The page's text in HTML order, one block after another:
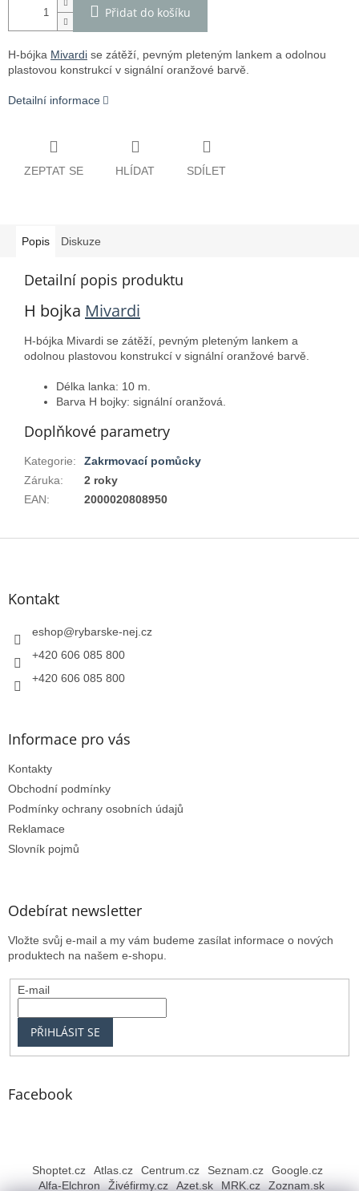
Přidat do košíku
H-bójka Mivardi se zátěží, pevným pleteným lankem a odolnou
plastovou konstrukcí v signální oranžové barvě.
Detailní informace
ZEPTAT SE HLÍDAT SDÍLET
Popis Diskuze
Detailní popis produktu
H bojka Mivardi
H-bójka Mivardi se zátěží, pevným pleteným lankem a
odolnou plastovou konstrukcí v signální oranžové barvě.
Délka lanka: 10 m.
Barva H bojky: signální oranžová.
Doplňkové parametry
Kategorie:
Zakrmovací pomůcky
Záruka:
2 roky
EAN: 2000020808950
Z
Kontakt
eshop@rybarske-nej.cz
+420 606 085 800
+420 606 085 800
Informace pro vás
Kontakty
Obchodní podmínky
Podmínky ochrany osobních údajů
Reklamace
Slovník pojmů
Odebírat newsletter
Vložte svůj e-mail a my vám budeme zasílat informace o nových
produktech na našem e-shopu.
E-mail
PŘIHLÁSIT SE
Facebook
Shoptet.cz Atlas.cz Centrum.cz Seznam.cz
Google.cz
Alfa-Elchron
Živéfirmy.cz Azet.sk MRK.cz Zoznam.sk